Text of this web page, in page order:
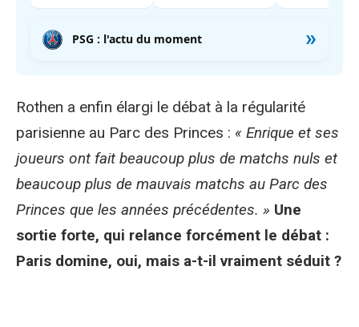
PSG : l'actu du moment »
Rothen a enfin élargi le débat à la régularité
parisienne au Parc des Princes : « Enrique et ses
joueurs ont fait beaucoup plus de matchs nuls et
beaucoup plus de mauvais matchs au Parc des
Princes que les années précédentes. » Une
sortie forte, qui relance forcément le débat :
Paris domine, oui, mais a-t-il vraiment séduit ?